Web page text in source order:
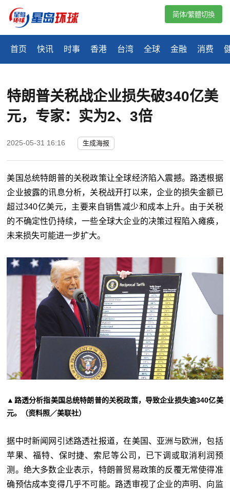
首页 快讯 时事 香港 台湾 全球 金融 消费
简体/繁體切換
特朗普关税战企业损失破340亿美
元，专家：实为2、3倍
2025-05-31 16:16 生成海报
美国总统特朗普的关税政策让全球经济陷入震撼。路透根据
企业披露的讯息分析，关税战开打以来，企业的损失金额已
超过340亿美元，主要来自销售减少和成本上升。由于关税
的不确定性仍持续，一些全球大企业的决策过程陷入瘫痪，
未来损失可能进一步扩大。
▲路透分析指美国总统特朗普的关税政策，导致企业损失逾340亿美
元。（资料照／美联社）
据中时新闻网引述路透社报道，在美国、亚洲与欧洲，包括
苹果、福特、保时捷、索尼等公司，已下调或取消利润预
测。绝大多数企业表示，特朗普贸易政策的反覆无常使得准
确预估成本变得几乎不可能。路透审视了企业的声明、向监